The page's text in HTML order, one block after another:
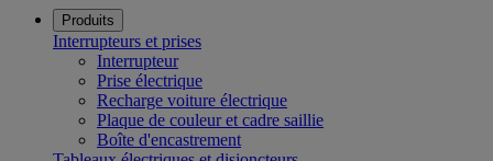
Produits
Interrupteurs et prises
Interrupteur
Prise électrique
Recharge voiture électrique
Plaque de couleur et cadre saillie
Boîte d'encastrement